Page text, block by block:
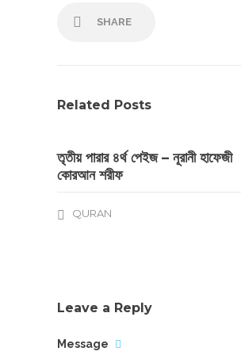
SHARE
Related Posts
তৃতীয় পারার ৪র্থ পেইজ – নূরানী হাফেজী
কোরআন শরীফ
QURAN
Leave a Reply
Message